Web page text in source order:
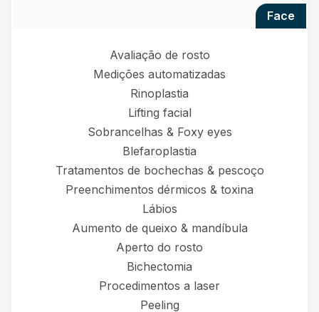
face
Avaliação de rosto
Medições automatizadas
Rinoplastia
Lifting facial
Sobrancelhas & Foxy eyes
Blefaroplastia
Tratamentos de bochechas & pescoço
Preenchimentos dérmicos & toxina
Lábios
Aumento de queixo & mandíbula
Aperto do rosto
Bichectomia
Procedimentos a laser
Peeling